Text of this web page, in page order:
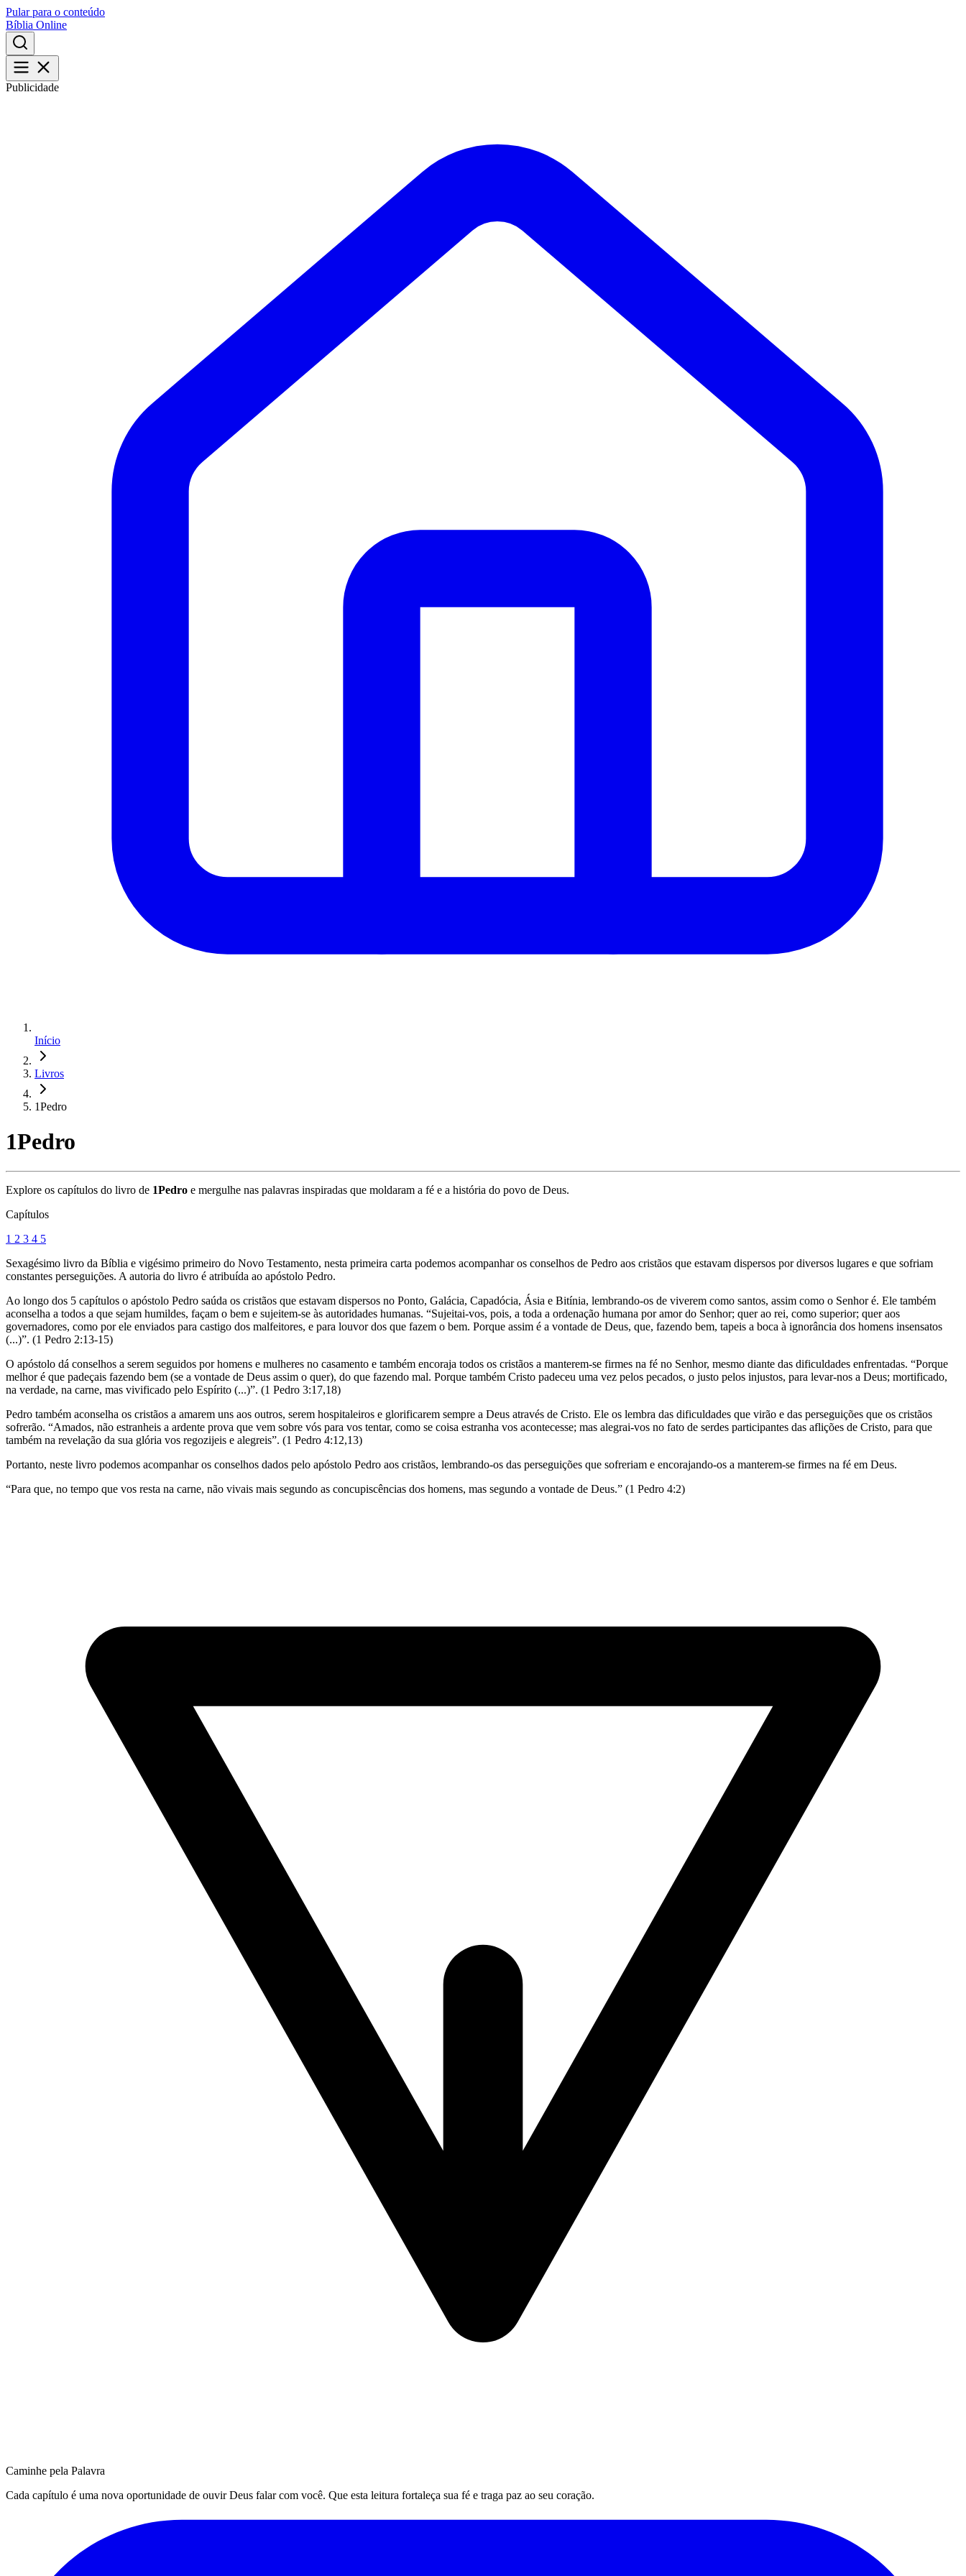
Pular para o conteúdo
Bíblia Online
Publicidade
Início
Livros
1Pedro
1Pedro
Explore os capítulos do livro de 1Pedro e mergulhe nas palavras inspiradas que moldaram a fé e a história do povo de Deus.
Capítulos
1 2 3 4 5
Sexagésimo livro da Bíblia e vigésimo primeiro do Novo Testamento, nesta primeira carta podemos acompanhar os conselhos de Pedro aos cristãos que estavam dispersos por diversos lugares e que sofriam
constantes perseguições. A autoria do livro é atribuída ao apóstolo Pedro.
Ao longo dos 5 capítulos o apóstolo Pedro saúda os cristãos que estavam dispersos no Ponto, Galácia, Capadócia, Ásia e Bitínia, lembrando-os de viverem como santos, assim como o Senhor é. Ele também
aconselha a todos a que sejam humildes, façam o bem e sujeitem-se às autoridades humanas. “Sujeitai-vos, pois, a toda a ordenação humana por amor do Senhor; quer ao rei, como superior; quer aos
governadores, como por ele enviados para castigo dos malfeitores, e para louvor dos que fazem o bem. Porque assim é a vontade de Deus, que, fazendo bem, tapeis a boca à ignorância dos homens insensatos
(...)”. (1 Pedro 2:13-15)
O apóstolo dá conselhos a serem seguidos por homens e mulheres no casamento e também encoraja todos os cristãos a manterem-se firmes na fé no Senhor, mesmo diante das dificuldades enfrentadas. “Porque
melhor é que padeçais fazendo bem (se a vontade de Deus assim o quer), do que fazendo mal. Porque também Cristo padeceu uma vez pelos pecados, o justo pelos injustos, para levar-nos a Deus; mortificado,
na verdade, na carne, mas vivificado pelo Espírito (...)”. (1 Pedro 3:17,18)
Pedro também aconselha os cristãos a amarem uns aos outros, serem hospitaleiros e glorificarem sempre a Deus através de Cristo. Ele os lembra das dificuldades que virão e das perseguições que os cristãos
sofrerão. “Amados, não estranheis a ardente prova que vem sobre vós para vos tentar, como se coisa estranha vos acontecesse; mas alegrai-vos no fato de serdes participantes das aflições de Cristo, para que
também na revelação da sua glória vos regozijeis e alegreis”. (1 Pedro 4:12,13)
Portanto, neste livro podemos acompanhar os conselhos dados pelo apóstolo Pedro aos cristãos, lembrando-os das perseguições que sofreriam e encorajando-os a manterem-se firmes na fé em Deus.
“Para que, no tempo que vos resta na carne, não vivais mais segundo as concupiscências dos homens, mas segundo a vontade de Deus.” (1 Pedro 4:2)
Caminhe pela Palavra
Cada capítulo é uma nova oportunidade de ouvir Deus falar com você. Que esta leitura fortaleça sua fé e traga paz ao seu coração.